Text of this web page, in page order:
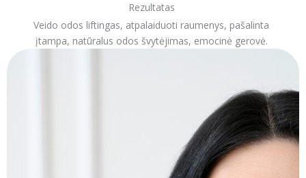
Rezultatas
Veido odos liftingas, atpalaiduoti raumenys, pašalinta
įtampa, natūralus odos švytėjimas, emocinė gerovė.